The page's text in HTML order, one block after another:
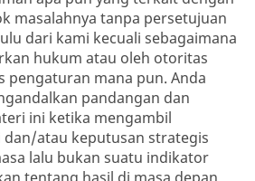
masalahnya tanpa persetujuan
dari kami kecuali sebagaimana
hukum atau oleh otoritas
pengaturan mana pun. Anda
pandangan dan
ini ketika mengambil
dan/atau keputusan strategis
lalu bukan suatu indikator